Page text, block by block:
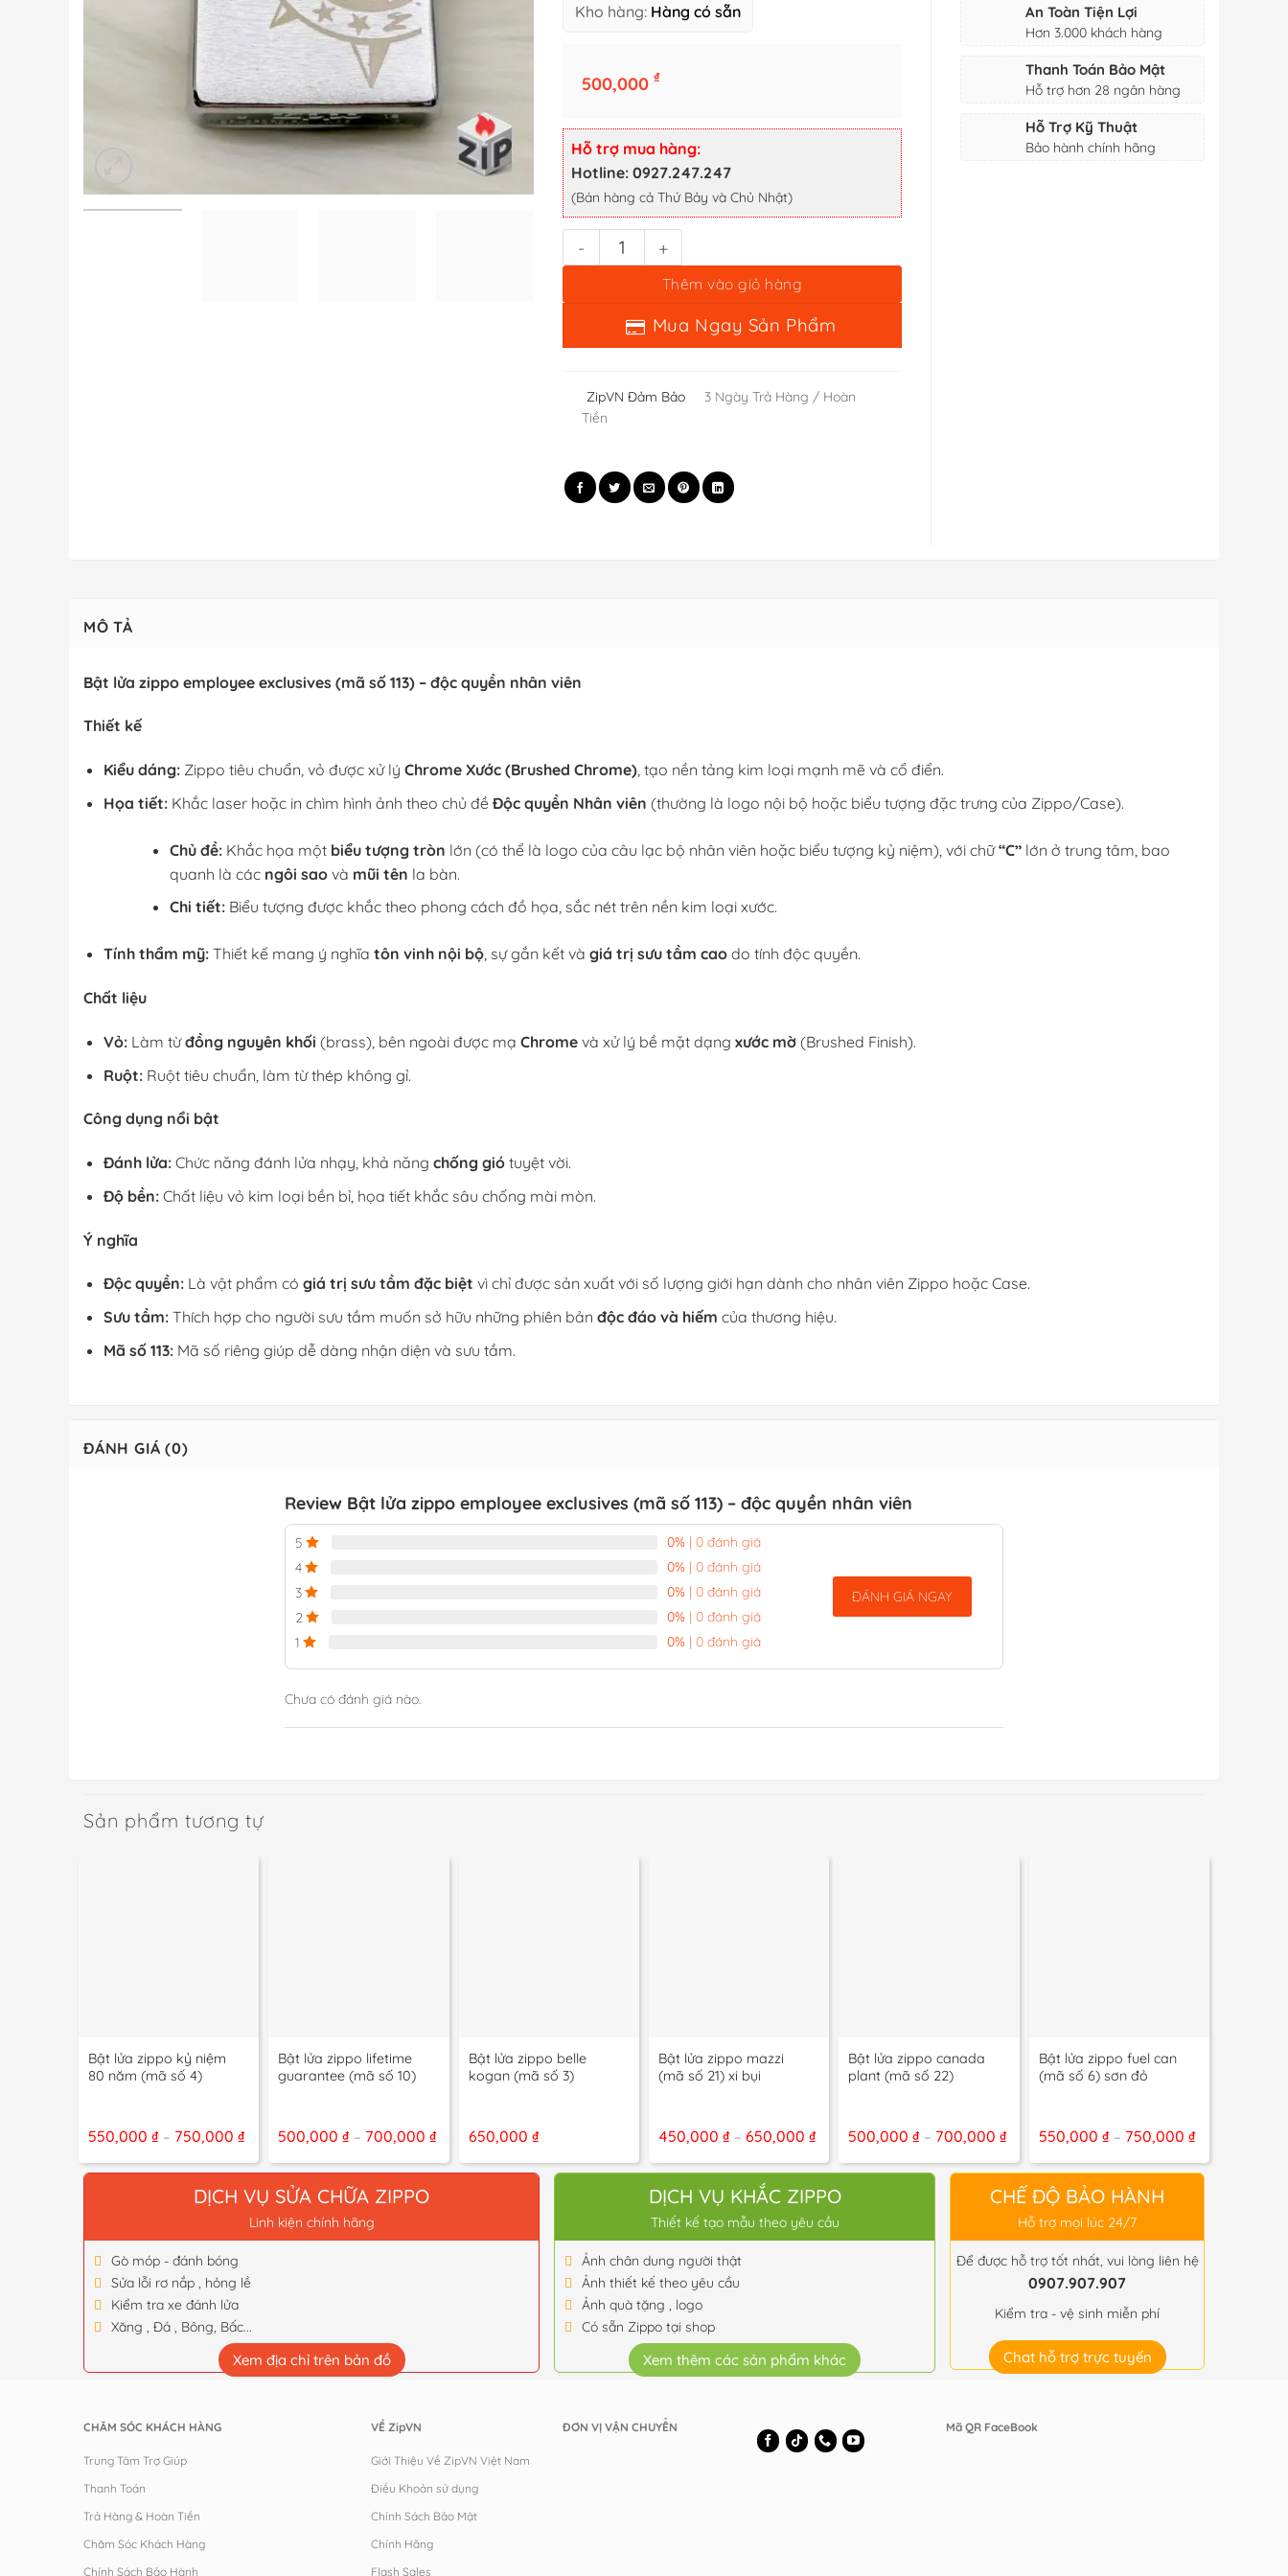
Kho hàng: Hàng có sẵn
500,000 ₫
Hỗ trợ mua hàng:
Hotline: 0927.247.247
(Bán hàng cả Thứ Bảy và Chủ Nhật)
Bật lửa zippo employee exclusives (mã số 113) - độc quyền nhân viên số lượng
Thêm vào giỏ hàng
Mua Ngay Sản Phẩm
ZipVN Đảm Bảo
3 Ngày Trả Hàng / Hoàn
Tiền
An Toàn Tiện Lợi
Hơn 3.000 khách hàng
Thanh Toán Bảo Mật
Hỗ trợ hơn 28 ngân hàng
Hỗ Trợ Kỹ Thuật
Bảo hành chính hãng
MÔ TẢ
Bật lửa zippo employee exclusives (mã số 113) – độc quyền nhân viên
Thiết kế
Kiểu dáng:Zippo tiêu chuẩn, vỏ được xử lý Chrome Xước (Brushed Chrome), tạo nền tảng kim loại mạnh mẽ và cổ điển.
Họa tiết:Khắc laser hoặc in chìm hình ảnh theo chủ đề Độc quyền Nhân viên (thường là logo nội bộ hoặc biểu tượng đặc trưng của Zippo/Case).
Chủ đề:Khắc họa một biểu tượng tròn lớn (có thể là logo của câu lạc bộ nhân viên hoặc biểu tượng kỷ niệm), với chữ“C”lớn ở trung tâm, bao
quanh là các ngôi saovà mũi tên la bàn.
Chi tiết:Biểu tượng được khắc theo phong cách đồ họa, sắc nét trên nền kim loại xước.
Tính thẩm mỹ:Thiết kế mang ý nghĩa tôn vinh nội bộ, sự gắn kết và giá trị sưu tầm caodo tính độc quyền.
Chất liệu
Vỏ:Làm từđồng nguyên khối (brass), bên ngoài được mạ Chromevà xử lý bề mặt dạng xước mờ(Brushed Finish).
Ruột:Ruột tiêu chuẩn, làm từ thép không gỉ.
Công dụng nổi bật
Đánh lửa:Chức năng đánh lửa nhạy, khả năng chống giótuyệt vời.
Độ bền:Chất liệu vỏ kim loại bền bỉ, họa tiết khắc sâu chống mài mòn.
Ý nghĩa
Độc quyền:Là vật phẩm có giá trị sưu tầm đặc biệt vì chỉ được sản xuất với số lượng giới hạn dành cho nhân viên Zippo hoặc Case.
Sưu tầm:Thích hợp cho người sưu tầm muốn sở hữu những phiên bản độc đáo và hiếm của thương hiệu.
Mã số 113:Mã số riêng giúp dễ dàng nhận diện và sưu tầm.
ĐÁNH GIÁ (0)
Review Bật lửa zippo employee exclusives (mã số 113) – độc quyền nhân viên
5 0% | 0 đánh giá
4
0% | 0 đánh giá
3
0% | 0 đánh giá
2
0% | 0 đánh giá
1
0% | 0 đánh giá
ĐÁNH GIÁ NGAY
Chưa có đánh giá nào.
Sản phẩm tương tự
Bật lửa zippo kỷ niệm
80 năm (mã số 4)
550,000 ₫ – 750,000 ₫Khoảng
từ
550,000 ₫
đến
750,000 ₫
Bật lửa zippo lifetime
guarantee (mã số 10)
500,000₫ – 700,000₫Khoảng
từ
500,000 ₫
Bật lửa zippo belle
kogan (mã số 3)
650,000 ₫
Bật lửa zippo mazzi
(mã số 21) xi bụi
450,000 ₫ – 650,000 ₫Khoảng
từ
450,000 ₫
đến
650,000 ₫
Bật lửa zippo canada
plant (mã số 22)
500,000₫ – 700,000₫Khoảng
từ
500,000 ₫
đến
700,000 ₫
Bật lửa zippo fuel can
(mã số 6) sơn đỏ
550,000 ₫ – 750,000 ₫Khoảng
từ
550,000 ₫
DỊCH VỤ SỬA CHỮA ZIPPO
Linh kiện chính hãng
Gò móp - đánh bóng
Sửa lỗi rơ nắp , hỏng lề
Kiểm tra xe đánh lửa
Xăng , Đá , Bông, Bấc...
Xem địa chỉ trên bản đồ
DỊCH VỤ KHẮC ZIPPO
Thiết kế tạo mẫu theo yêu cầu
Ảnh chân dung người thật
Ảnh thiết kế theo yêu cầu
Ảnh quà tặng , logo
Có sẵn Zippo tại shop
Xem thêm các sản phẩm khác
CHẾ ĐỘ BẢO HÀNH
Hỗ trợ mọi lúc 24/7
Để được hỗ trợ tốt nhất, vui lòng liên hệ
0907.907.907
Kiểm tra - vệ sinh miễn phí
Chat hỗ trợ trực tuyến
CHĂM SÓC KHÁCH HÀNG
Trung Tâm Trợ Giúp
Thanh Toán
Trả Hàng & Hoàn Tiền
Chăm Sóc Khách Hàng
Chính Sách Bảo Hành
VỀ ZipVN
Giới Thiệu Về ZipVN Việt Nam
Điều Khoản sử dụng
Chính Sách Bảo Mật
Chính Hãng
Flash Sales
ĐƠN VỊ VẬN CHUYỂN Mã QR FaceBook